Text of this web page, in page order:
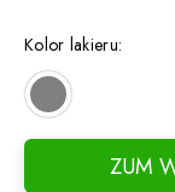
Kolor lakieru:
ZUM